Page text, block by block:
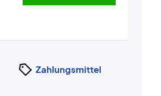
Zahlungsmittel